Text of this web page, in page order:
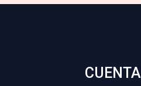
CUENTA